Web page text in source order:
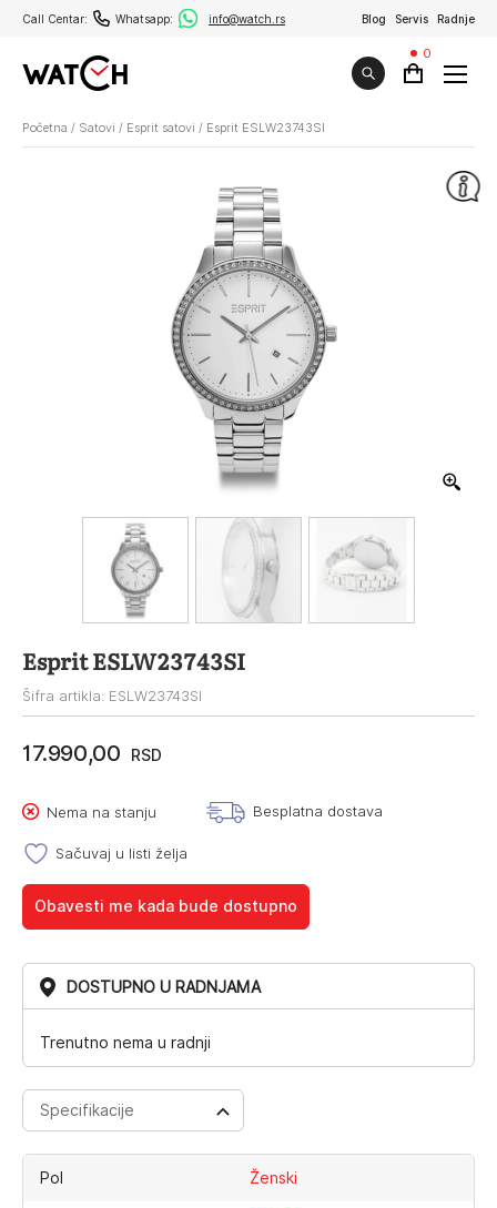
Call Centar: Whatsapp: info@watch.rs Blog Servis Radnje
0
Početna / Satovi / Esprit satovi / Esprit ESLW23743SI
Esprit ESLW23743SI
Šifra artikla: ESLW23743SI
17.990,00 RSD
Nema na stanju Besplatna dostava
Sačuvaj u listi želja
Obavesti me kada bude dostupno
DOSTUPNO U RADNJAMA
Trenutno nema u radnji
Specifikacije
Pol Ženski